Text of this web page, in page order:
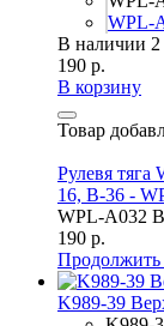
WPL-
В наличии 2
190 р.
В корзину
Товар
Рулевя
16, B-36 -
WPL-A032
190 р.
Продолжить
K989-39